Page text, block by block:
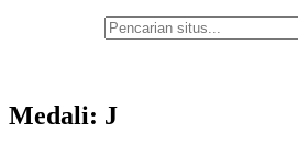
Medali: J